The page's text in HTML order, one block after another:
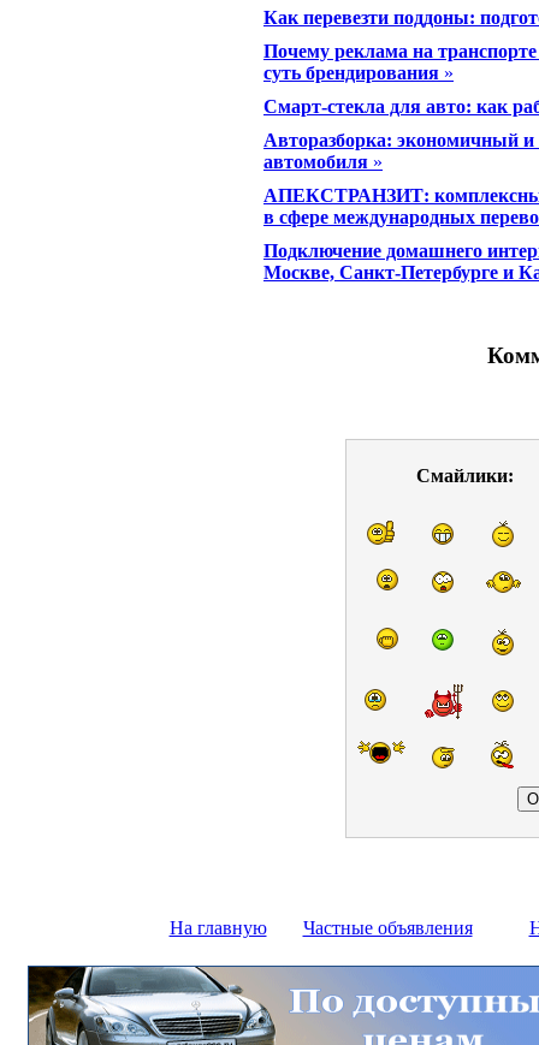
Как перевезти поддоны:
Почему реклама на
суть брендирования »
Смарт-стекла для авто: как
Авторазборка: экономичный и
автомобиля »
АПЕКСТРАНЗИТ: комплексные
в сфере международных
Подключение домашнего
Москве, Санкт-Петербурге и
Смайлики:
На главную Частные объявления